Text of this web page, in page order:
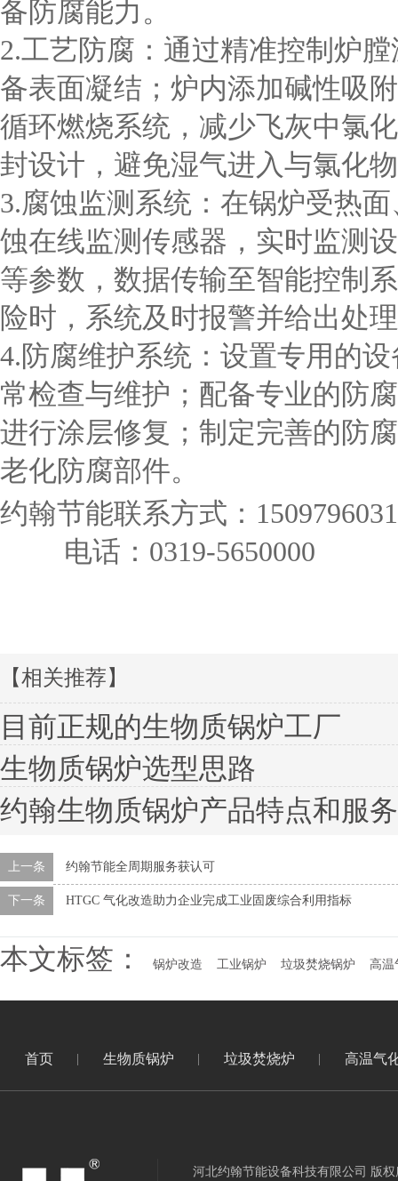
备防腐能力。
2.工艺防腐：通过精准控制炉
备表面凝结；炉内添加碱性吸
循环燃烧系统，减少飞灰中氯
封设计，避免湿气进入与氯化
3.腐蚀监测系统：在锅炉受热
蚀在线监测传感器，实时监测
等参数，数据传输至智能控制
险时，系统及时报警并给出处
4.防腐维护系统：设置专用的
常检查与维护；配备专业的防
进行涂层修复；制定完善的防
老化防腐部件。
约翰节能联系方式：
电话：0319-5650000
【相关推荐】
目前正规的生物质锅炉工厂
生物质锅炉选型思路
约翰生物质锅炉产品特点和服务
上一条 约翰节能全周期服务获认可
下一条 HTGC 气化改造助力企业完成工业固废综合利用指标
本文标签： 锅炉改造 工业锅炉 垃圾焚烧锅炉 高温
首页 生物质锅炉 垃圾焚烧炉 高温气
河北约翰节能设备科技有限公司 版权